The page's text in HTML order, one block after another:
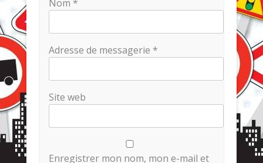
Nom *
Adresse de messagerie *
Site web
Enregistrer mon nom, mon e-mail et